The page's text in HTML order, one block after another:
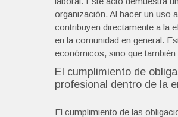
organización. Al hacer un uso
contribuyen directamente a la
en la comunidad en general.
económicos, sino que
El cumplimiento de
profesional dentro de la
El cumplimiento de las